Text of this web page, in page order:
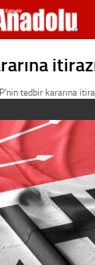
tedbir kararına